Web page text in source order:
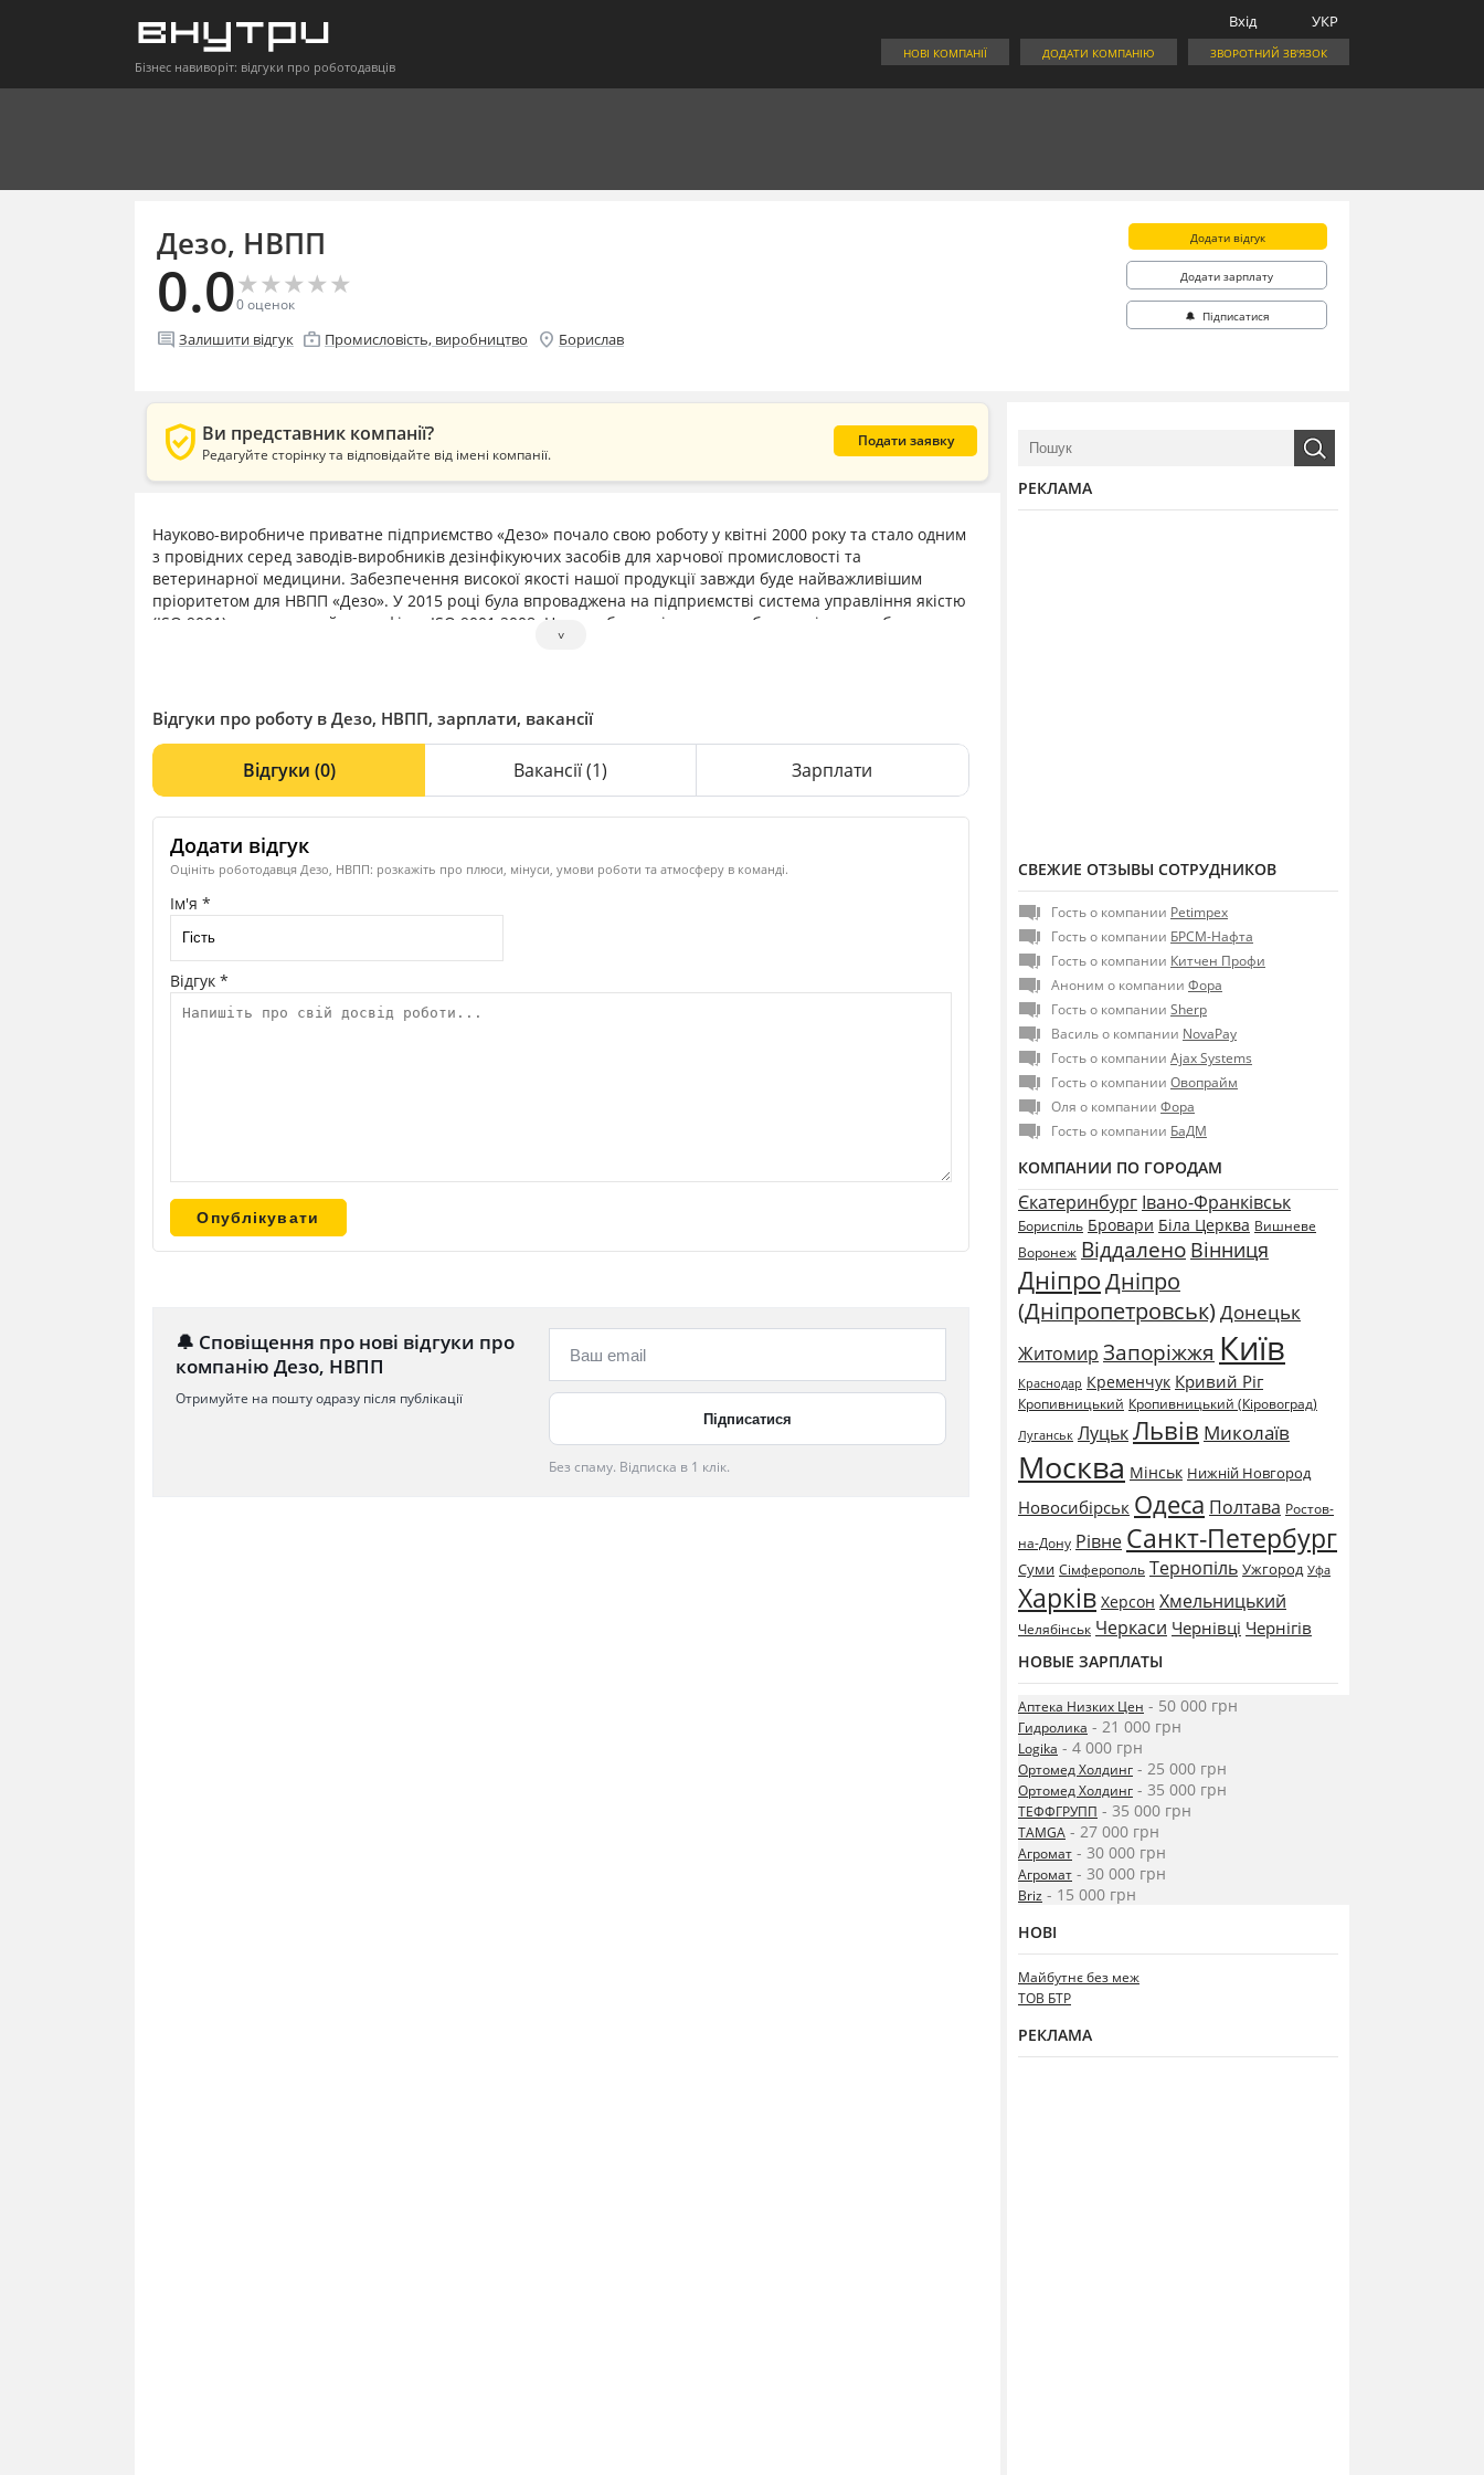
Бізнес навиворіт: відгуки про роботодавців
УКР
Вхід
ЗВОРОТНИЙ ЗВ'ЯЗОК
ДОДАТИ КОМПАНІЮ
НОВІ КОМПАНІЇ
Дезо, НВПП
0.0★
★★
★★
★★
★★
★
0оценок
comment Залишити відгук enterprise Промисловість, виробництво location_on Борислав
Додати відгук
Додати зарплату
🔔 Підписатися
verified_user Ви представник компанії?
Редагуйте сторінку та відповідайте від імені компанії.
Подати заявку
Науково-виробниче приватне підприємство «Дезо» почало свою роботу у квітні 2000 року та стало одним
з провідних серед заводів-виробників дезінфікуючих засобів для харчової промисловості та
ветеринарної медицини. Забезпечення високої якості нашої продукції завжди буде найважливішим
пріоритетом для НВПП «Дезо». У 2015 році була впроваджена на підприємстві система управління якістю
(ISO 9001) та отриманий сертифікат ISO 9001:2008. На виробництві працює лабораторія, яка забезпечує
вхідний контроль якості сировини (виключно європейських виробників), а також вихідний контроль
висновків державної санітарно-епідеміологічної експертизи.
˅
Відгуки про роботу в Дезо, НВПП, зарплати, вакансії
Відгуки (0) Вакансії(1) Зарплати
Додати відгук
Оцініть роботодавця Дезо, НВПП: розкажіть про плюси, мінуси, умови роботи та атмосферу в команді.
Ім'я *
Відгук *
🔔 Сповіщення про нові відгуки про
компанію Дезо, НВПП
Отримуйте на пошту одразу після публікації
Без спаму. Відписка в 1 клік.
РЕКЛАМА
СВЕЖИЕ ОТЗЫВЫ СОТРУДНИКОВ
Гость о компании Petimpex
Гость о компании БРСМ-Нафта
Гость о компании Китчен Профи
Аноним о компании Фора
Гость о компании Sherp
Василь о компании NovaPay
Гость о компании Ajax Systems
Гость о компании Овопрайм
Оля о компании Фора
Гость о компании БаДМ
КОМПАНИИ ПО ГОРОДАМ
Єкатеринбург Івано-Франківськ
Бориспіль Бровари Біла Церква Вишневе
Воронеж Віддалено Вінниця
ДніпроДніпро
(Дніпропетровськ) Донецьк
Житомир Запоріжжя Київ
Краснодар Кременчук Кривий Ріг
Кропивницький Кропивницький (Кіровоград)
Луганськ ЛуцькЛьвів Миколаїв
Москва Мінськ Нижній Новгород
Новосибірськ Одеса Полтава Ростов-
на-Дону Рівне Санкт-Петербург
Суми Сімферополь Тернопіль Ужгород Уфа
Харків Херсон Хмельницький
Челябінськ Черкаси Чернівці Чернігів
НОВЫЕ ЗАРПЛАТЫ
Аптека Низких Цен - 50 000 грн
Гидролика - 21 000 грн
Logika - 4 000 грн
Ортомед Холдинг - 25 000 грн
Ортомед Холдинг - 35 000 грн
ТЕФФГРУПП - 35 000 грн
TAMGA - 27 000 грн
Агромат - 30 000 грн
Агромат - 30 000 грн
Briz - 15 000 грн
НОВІ
Майбутнє без меж
ТОВ БТР
РЕКЛАМА